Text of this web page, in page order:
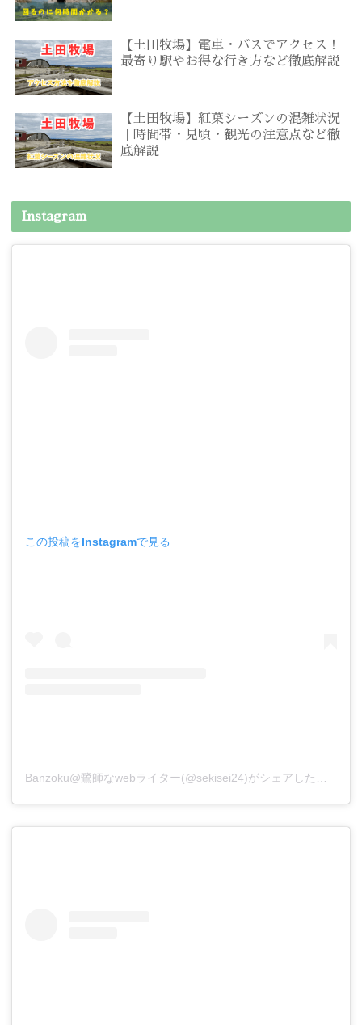
【土田牧場】電車・バスでアクセス！
最寄り駅やお得な行き方など徹底解説
【土田牧場】紅葉シーズンの混雑状況
｜時間帯・見頃・観光の注意点など徹
底解説
Instagram
この投稿をInstagramで見る